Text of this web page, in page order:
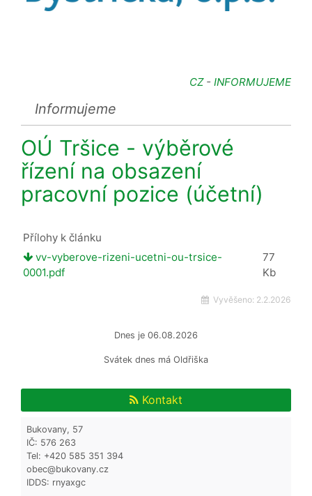
CZ- INFORMUJEME
Informujeme
OÚ Tršice - výběrové
řízení na obsazení
pracovní pozice (účetní)
Přílohy k článku
vv-vyberove-rizeni-ucetni-ou-trsice-
0001.pdf
77
Kb
Vyvěšeno: 2.2.2026
Dnes je 06.08.2026
Svátek dnes má Oldřiška
Kontakt
Bukovany, 57
IČ: 576 263
Tel: +420 585 351 394
obec@bukovany.cz
IDDS: rnyaxgc